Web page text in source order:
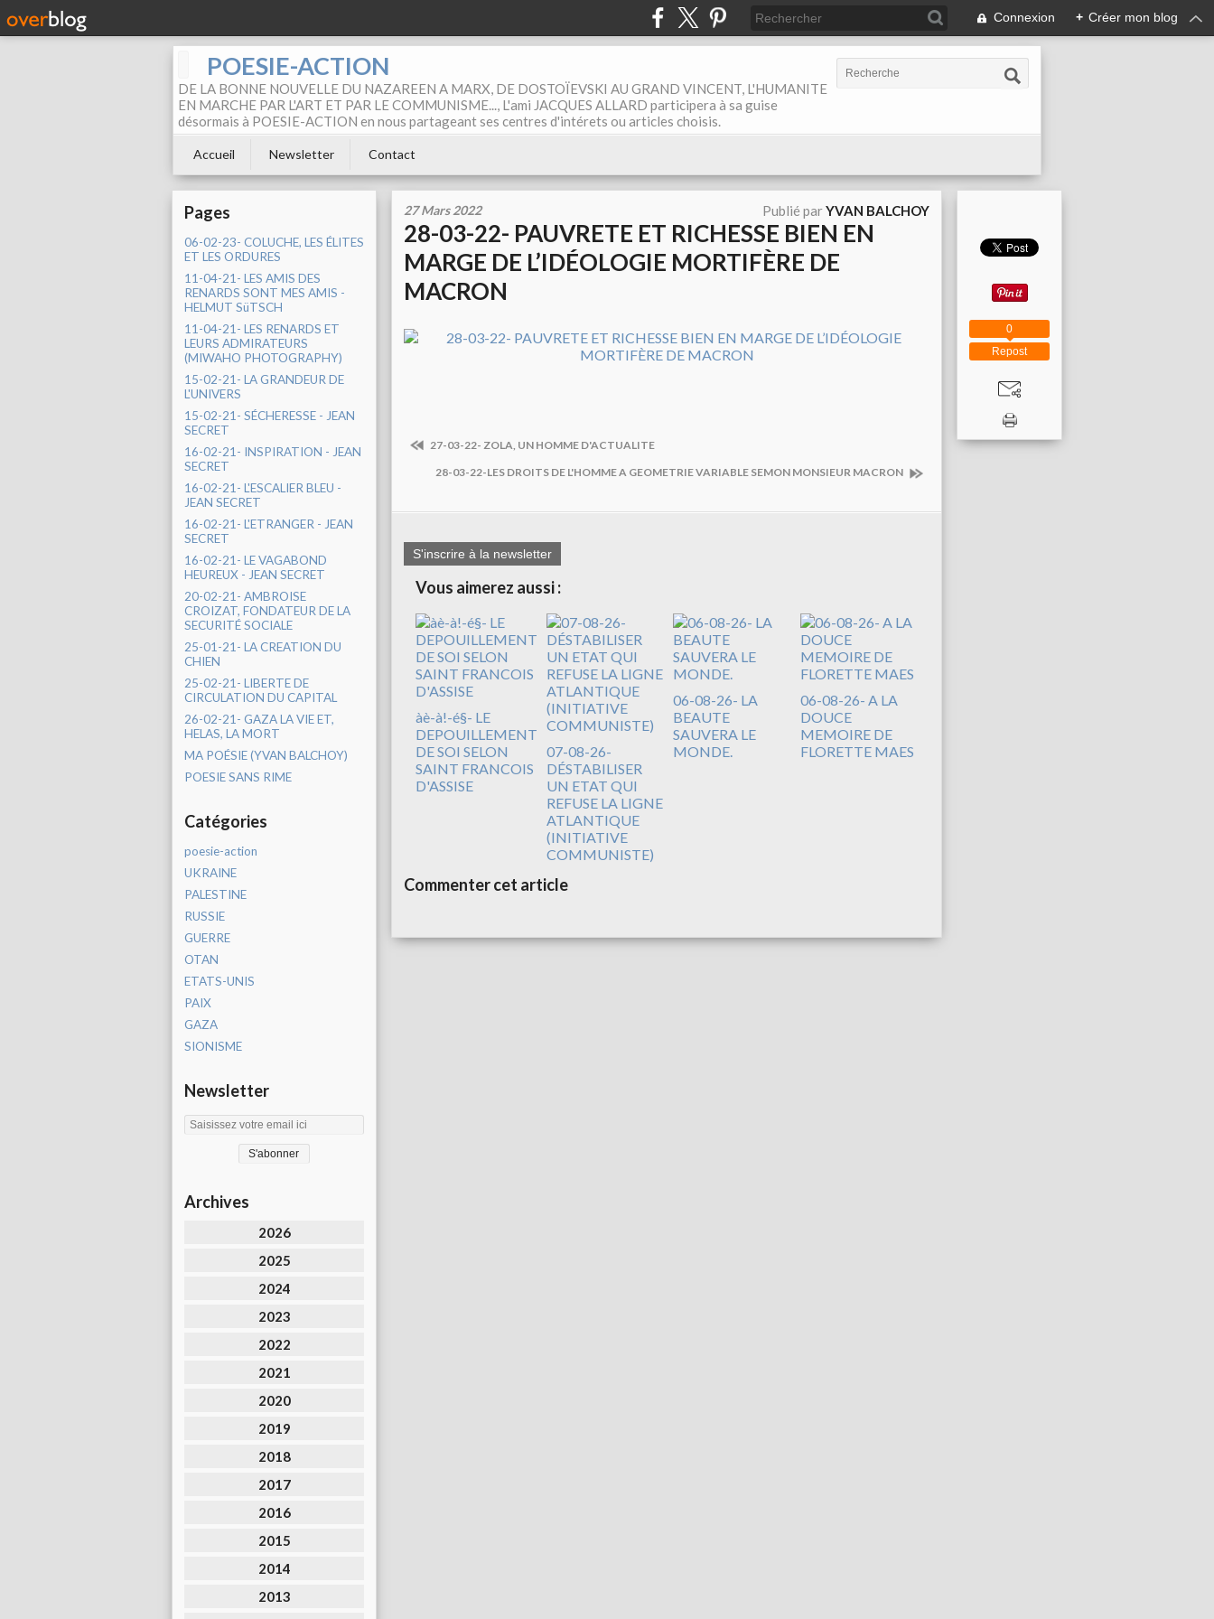
Connexion + Créer mon blog
POESIE-ACTION
DE LA BONNE NOUVELLE DU NAZAREEN A MARX, DE DOSTOÏEVSKI AU GRAND VINCENT, L'HUMANITE
EN MARCHE PAR L'ART ET PAR LE COMMUNISME..., L'ami JACQUES ALLARD participera à sa guise
désormais à POESIE-ACTION en nous partageant ses centres d'intérets ou articles choisis.
Accueil Newsletter Contact
Pages
06-02-23- COLUCHE, LES ÉLITES
ET LES ORDURES
11-04-21- LES AMIS DES
RENARDS SONT MES AMIS -
HELMUT SüTSCH
11-04-21- LES RENARDS ET
LEURS ADMIRATEURS
(MIWAHO PHOTOGRAPHY)
15-02-21- LA GRANDEUR DE
L'UNIVERS
15-02-21- SÉCHERESSE - JEAN
SECRET
16-02-21- INSPIRATION - JEAN
SECRET
16-02-21- L'ESCALIER BLEU -
JEAN SECRET
16-02-21- L'ETRANGER - JEAN
SECRET
16-02-21- LE VAGABOND
HEUREUX - JEAN SECRET
20-02-21- AMBROISE
CROIZAT, FONDATEUR DE LA
SECURITÉ SOCIALE
25-01-21- LA CREATION DU
CHIEN
25-02-21- LIBERTE DE
CIRCULATION DU CAPITAL
26-02-21- GAZA LA VIE ET,
HELAS, LA MORT
MA POÉSIE (YVAN BALCHOY)
POESIE SANS RIME
Catégories
poesie-action
UKRAINE
PALESTINE
RUSSIE
GUERRE
OTAN
ETATS-UNIS
PAIX
GAZA
SIONISME
Newsletter
Archives
2026
2025
2024
2023
2022
2021
2020
2019
2018
2017
2016
2015
2014
2013
27 Mars 2022 Publié parYVAN BALCHOY
28-03-22- PAUVRETE ET RICHESSE BIEN EN
MARGE DE L’IDÉOLOGIE MORTIFÈRE DE
MACRON
27-03-22- ZOLA, UN HOMME D'ACTUALITE
28-03-22-LES DROITS DE L'HOMME A GEOMETRIE VARIABLE SEMON MONSIEUR MACRON
S'inscrire à la newsletter
Vous aimerez aussi :
àè-à!-é§- LE
DEPOUILLEMENT
DE SOI SELON
SAINT FRANCOIS
D'ASSISE
07-08-26-
DÉSTABILISER
UN ETAT QUI
REFUSE LA LIGNE
ATLANTIQUE
(INITIATIVE
COMMUNISTE)
06-08-26- LA
BEAUTE
SAUVERA LE
MONDE.
06-08-26- A LA
DOUCE
MEMOIRE DE
FLORETTE MAES
Commenter cet article
Repost
0